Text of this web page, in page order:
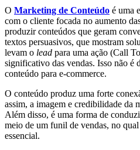
O Marketing de Conteúdo é uma
com o cliente focada no aumento
produzir conteúdos que geram
textos persuasivos, que mostram
levam o lead para uma ação (Call
significativo das vendas. Isso não é
conteúdo para e-commerce.
O conteúdo produz uma forte
assim, a imagem e credibilidade da
Além disso, é uma forma de
meio de um funil de vendas, no
essencial.